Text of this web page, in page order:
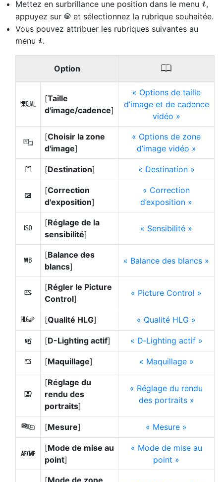
Mettez en surbrillance une position dans le menu i,
appuyez sur J et sélectionnez la rubrique souhaitée.
Vous pouvez attribuer les rubriques suivantes au
menu i.
Option 0
G
[Taille
d'image/cadence]
Options de taille
d’image et de cadence
vidéo
J
[Choisir la zone
d'image]
Options de zone
d’image vidéo
N [Destination] Destination
E
[Correction
d'exposition]
Correction
d’exposition
9
[Réglage de la
sensibilité]
Sensibilité
m
[Balance des
blancs]
Balance des blancs
h
[Régler le Picture
Control]
Picture Control
6 [Qualité HLG] Qualité HLG
y [D-Lighting actif] D‑Lighting actif
h [Maquillage] Maquillage
i
[Réglage du
rendu des
portraits]
Réglage du rendu
des portraits
w [Mesure] Mesure
s
[Mode de mise au
point]
Mode de mise au
point
[Mode de zone